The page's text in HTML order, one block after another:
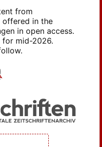
from
offered in the
in open access.
for mid-2026.